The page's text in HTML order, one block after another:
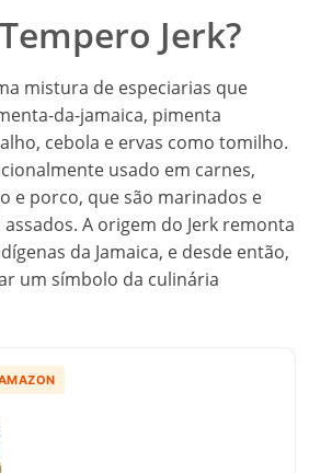
Jerk?
mistura de especiarias que
da-jamaica, pimenta
cebola e ervas como tomilho.
usado em carnes,
e porco, que são marinados e
A origem do Jerk remonta
da Jamaica, e desde então,
um símbolo da culinária